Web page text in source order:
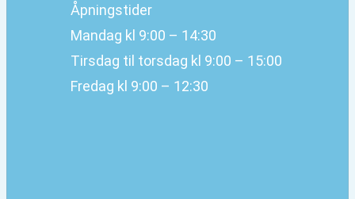
Åpningstider
Mandag kl 9:00 – 14:30
Tirsdag til torsdag kl 9:00 – 15:00
Fredag kl 9:00 – 12:30